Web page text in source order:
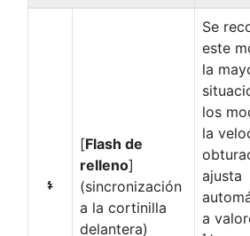
I
[Flash de
relleno]
(sincronización
a la cortinilla
delantera)
Se
este
la
los
la
ajusta
a